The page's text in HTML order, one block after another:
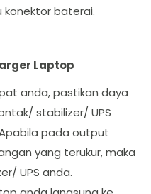
baterai.
Laptop
anda, pastikan daya
stabilizer/ UPS
pada output
yang terukur, maka
UPS anda.